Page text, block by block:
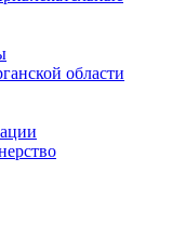
области